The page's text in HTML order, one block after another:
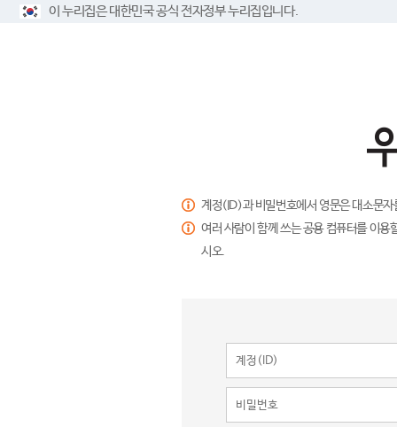
이 누리집은 대한민국 공식 전자정부 누리집입니다.
계정(ID)과 비밀번호에서 영문은 대소문
여러 사람이 함께 쓰는 공용 컴퓨터를 이
시오.